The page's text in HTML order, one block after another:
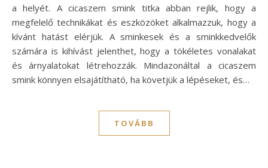
a helyét. A cicaszem smink titka abban rejlik, hogy a
megfelelő technikákat és eszközöket alkalmazzuk, hogy a
kívánt hatást elérjük. A sminkesek és a sminkkedvelők
számára is kihívást jelenthet, hogy a tökéletes vonalakat
és árnyalatokat létrehozzák. Mindazonáltal a cicaszem
smink könnyen elsajátítható, ha követjük a lépéseket, és…
TOVÁBB